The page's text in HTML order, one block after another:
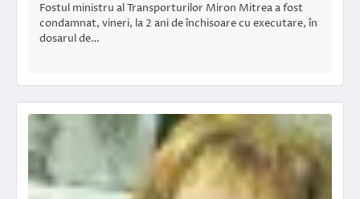
Fostul ministru al Transporturilor Miron Mitrea a fost
condamnat, vineri, la 2 ani de închisoare cu executare, în
dosarul de…